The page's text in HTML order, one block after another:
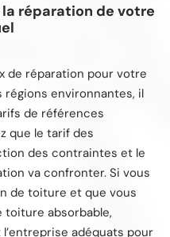
réparation de votre
de réparation pour votre
régions environnantes, il
de références
que le tarif des
des contraintes et le
va confronter. Si vous
de toiture et que vous
toiture absorbable,
adéquats pour